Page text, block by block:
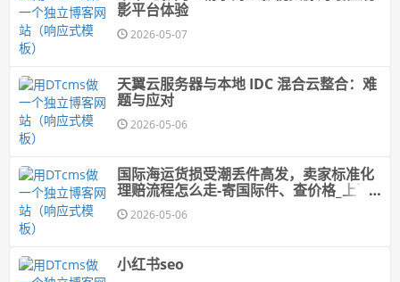
影平台体验
2026-05-07
天翼云服务器与本地 IDC 混合云整合：难
题与应对
2026-05-06
国际海运货损受潮丢件高发，卖家标准化
理赔流程怎么走-寄国际件、查价格_上飞
时达快递官网
2026-05-06
小红书seo